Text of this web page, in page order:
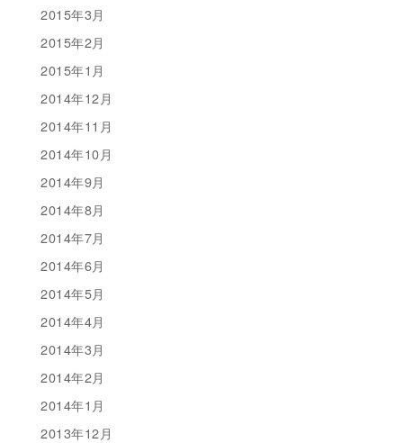
2015年3月
2015年2月
2015年1月
2014年12月
2014年11月
2014年10月
2014年9月
2014年8月
2014年7月
2014年6月
2014年5月
2014年4月
2014年3月
2014年2月
2014年1月
2013年12月